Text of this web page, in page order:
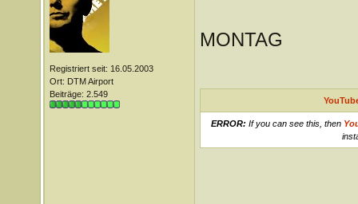
Registriert seit: 16.05.2003
Ort: DTM Airport
Beiträge: 2.549
MONTAG
ERROR: If you can see this, then